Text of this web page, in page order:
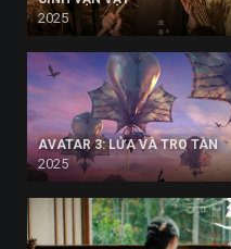
2025
AVATAR 3: LỬA VÀ TRO TÀN
2025